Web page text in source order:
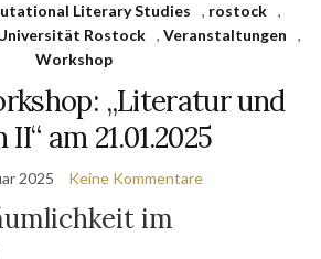
Literary Studies , rostock ,
Rostock , Veranstaltungen
,
Workshop
„Literatur und
II“ am 21.01.2025
2025 Keine Kommentare
im